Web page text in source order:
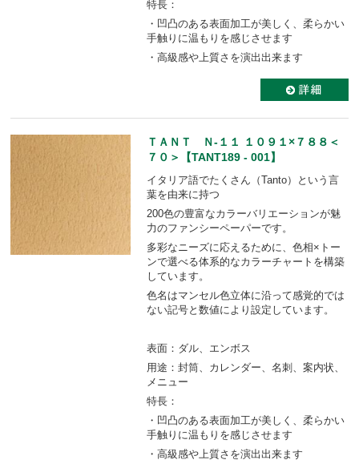
特長：
・凹凸のある表面加工が美しく、柔らかい
手触りに温もりを感じさせます
・高級感や上質さを演出出来ます
ＴＡＮＴ Ｎ-１１ １０９１×７８８＜
７０＞【TANT189 - 001】
イタリア語でたくさん（Tanto）という言
葉を由来に持つ
200色の豊富なカラーバリエーションが魅
力のファンシーペーパーです。
多彩なニーズに応えるために、色相×トー
ンで選べる体系的なカラーチャートを構築
しています。
色名はマンセル色立体に沿って感覚的では
ない記号と数値により設定しています。
表面：ダル、エンボス
用途：封筒、カレンダー、名刺、案内状、
メニュー
特長：
・凹凸のある表面加工が美しく、柔らかい
手触りに温もりを感じさせます
・高級感や上質さを演出出来ます